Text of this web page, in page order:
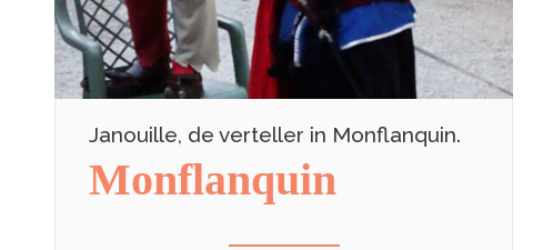
Janouille, de verteller in Monflanquin.
Monflanquin